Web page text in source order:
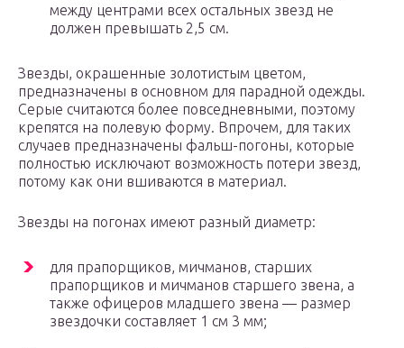
между центрами всех остальных звезд не
должен превышать 2,5 см.
Звезды, окрашенные золотистым цветом,
предназначены в основном для парадной одежды.
Серые считаются более повседневными, поэтому
крепятся на полевую форму. Впрочем, для таких
случаев предназначены фальш-погоны, которые
полностью исключают возможность потери звезд,
потому как они вшиваются в материал.
Звезды на погонах имеют разный диаметр:
для прапорщиков, мичманов, старших
прапорщиков и мичманов старшего звена, а
также офицеров младшего звена — размер
звездочки составляет 1 см 3 мм;